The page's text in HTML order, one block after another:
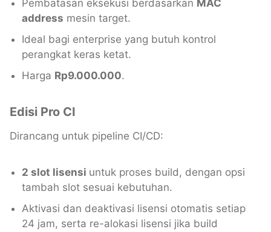
Pembatasan eksekusi berdasarkan MAC
address mesin target.
Ideal bagi enterprise yang butuh kontrol
perangkat keras ketat.
Harga Rp9.000.000.
Edisi Pro CI
Dirancang untuk pipeline CI/CD:
2 slot lisensi untuk proses build, dengan opsi
tambah slot sesuai kebutuhan.
Aktivasi dan deaktivasi lisensi otomatis setiap
24 jam, serta re-alokasi lisensi jika build